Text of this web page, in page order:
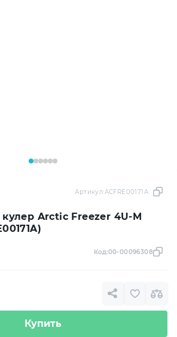
Arctic Freezer 4U-M
Артикул:ACFRE00171A
Код:00-00096308
Купить